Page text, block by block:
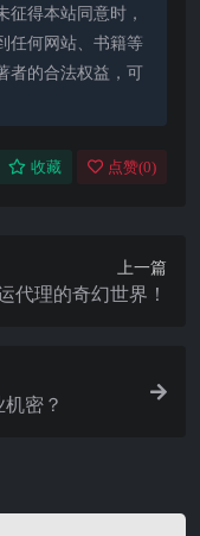
得本站同意时，
任何网站、书籍等
者的合法权益，可
收藏 点赞(0)
上一篇
代理的奇幻世界！
密？